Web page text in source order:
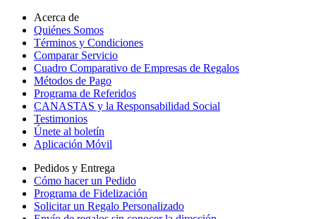
Acerca de
Quiénes Somos
Términos y Condiciones
Comparar Servicio
Cuadro Comparativo de Empresas de Regalos
Métodos de Pago
Programa de Referidos
CANASTAS y la Responsabilidad Social
Testimonios
Únete al boletín
Aplicación Móvil
Pedidos y Entrega
Cómo hacer un Pedido
Programa de Fidelización
Solicitar un Regalo Personalizado